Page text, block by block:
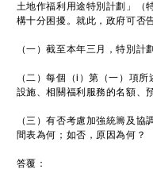
土地作福利用途特別計劃」（
構十分困擾。就此，政府可否
（一）截至本年三月，特別計
（二）每個（i）第（一）項
設施、相關福利服務的名額、
（三）有否考慮加強統籌及
間表為何；如否，原因為何？
答覆：